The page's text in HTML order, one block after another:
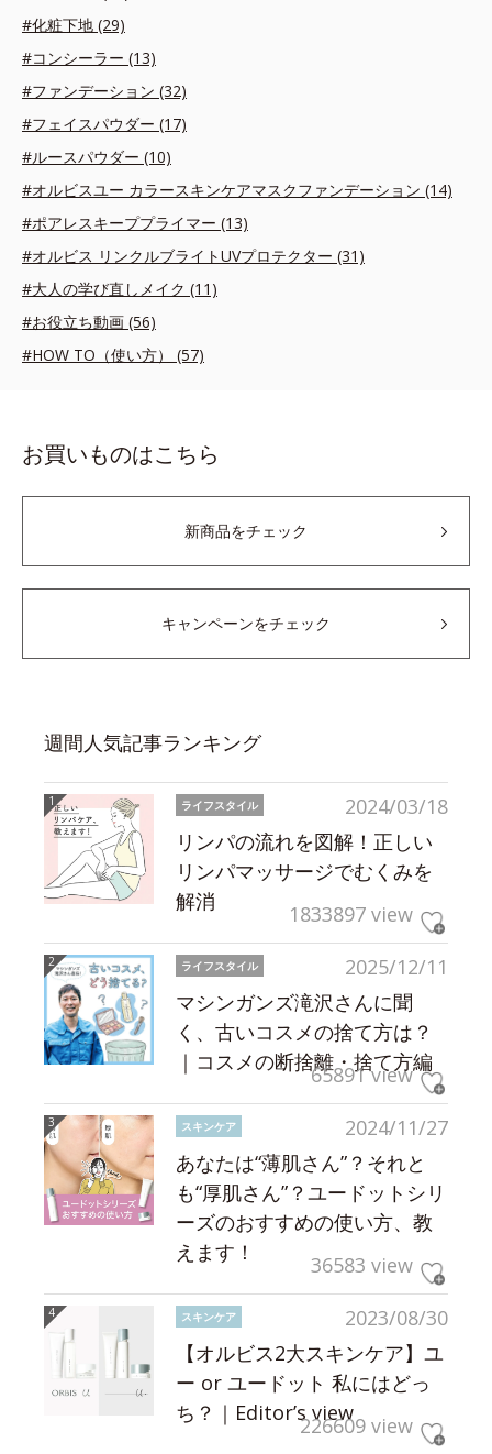
#化粧下地 (29)
#コンシーラー (13)
#ファンデーション (32)
#フェイスパウダー (17)
#ルースパウダー (10)
#オルビスユー カラースキンケアマスクファンデーション (14)
#ポアレスキーププライマー (13)
#オルビス リンクルブライトUVプロテクター (31)
#大人の学び直しメイク (11)
#お役立ち動画 (56)
#HOW TO（使い方） (57)
お買いものはこちら
新商品をチェック
キャンペーンをチェック
週間人気記事ランキング
2024/03/18
ライフスタイル
リンパの流れを図解！正しい
リンパマッサージでむくみを
解消
1833897 view
2025/12/11
ライフスタイル
マシンガンズ滝沢さんに聞
く、古いコスメの捨て方は？
｜コスメの断捨離・捨て方編
65891 view
2024/11/27
スキンケア
あなたは“薄肌さん”？それと
も“厚肌さん”？ユードットシリ
ーズのおすすめの使い方、教
えます！
36583 view
2023/08/30
スキンケア
【オルビス2大スキンケア】ユ
ー or ユードット 私にはどっ
ち？｜Editor’s view226609 view